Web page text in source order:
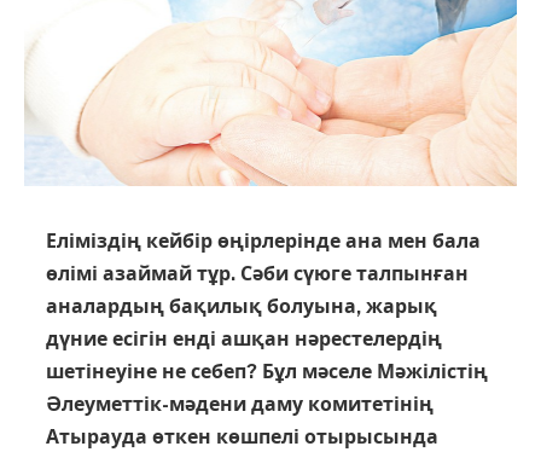
Еліміздің кейбір өңірлерінде ана мен бала
өлімі азаймай тұр. Сәби сүюге талпынған
аналардың бақилық болуына, жарық
дүние есігін енді ашқан нәрестелердің
шетінеуіне не себеп? Бұл мәселе Мәжілістің
Әлеуметтік-мәдени даму комитетінің
Атырауда өткен көшпелі отырысында